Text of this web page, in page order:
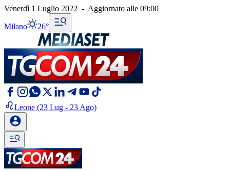
Venerdì 1 Luglio 2022 - Aggiornato alle 09:00
Milano 26°
Leone (23 Lug - 23 Ago)